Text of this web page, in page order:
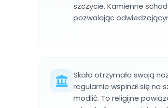
szczycie. Kamienne
pozwalając
Skała otrzymała swoją
regularnie wspinał się
modlić. To religijne